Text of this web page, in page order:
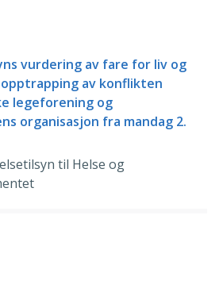
vurdering av fare for liv og
av konflikten
legeforening og
organisasjon fra mandag 2.
til Helse og